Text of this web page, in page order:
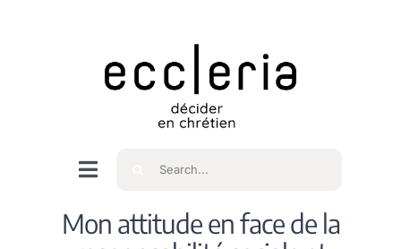
Navigation
bascule
Accueil
Rechercher
Mon attitude en face de la